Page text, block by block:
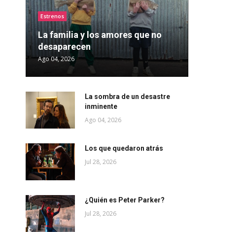
Estrenos
La familia y los amores que no
desaparecen
Ago 04, 2026
La sombra de un desastre
inminente
Ago 04, 2026
Los que quedaron atrás
Jul 28, 2026
¿Quién es Peter Parker?
Jul 28, 2026